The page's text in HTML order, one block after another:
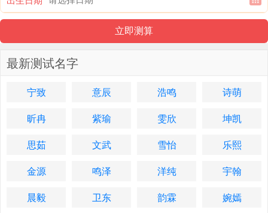
最新测试名字
宁致 意辰 浩鸣
诗萌
昕冉
紫瑜 雯欣
坤凯
思茹
文武 雪怡
乐熙
金源
鸣泽 洋纯
宇翰
晨毅
卫东 韵霖
婉嫣